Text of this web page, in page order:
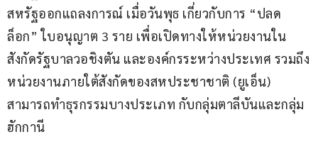
สหรัฐออกแถลงการณ์ เมื่อวันพุธ เกี่ยวกับการ “ปลด
ล็อก” ใบอนุญาต 3 ราย เพื่อเปิดทางให้หน่วยงานใน
สังกัดรัฐบาลวอชิงตัน และองค์กรระหว่างประเทศ รวมถึง
หน่วยงานภายใต้สังกัดของสหประชาชาติ (ยูเอ็น)
สามารถทำธุรกรรมบางประเภท กับกลุ่มตาลีบันและกลุ่ม
ฮักกานี